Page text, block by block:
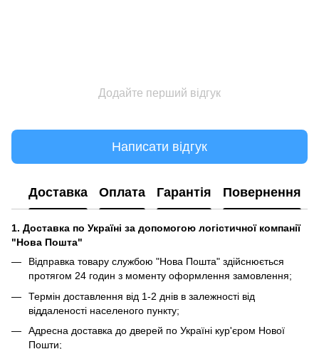
Додайте перший відгук
Написати відгук
Доставка Оплата Гарантія Повернення
1. Доставка по Україні за допомогою логістичної компанії
"Нова Пошта"
Відправка товару службою "Нова Пошта" здійснюється
протягом 24 годин з моменту оформлення замовлення;
Термін доставлення від 1-2 днів в залежності від
віддаленості населеного пункту;
Адресна доставка до дверей по Україні кур'єром Нової
Пошти;